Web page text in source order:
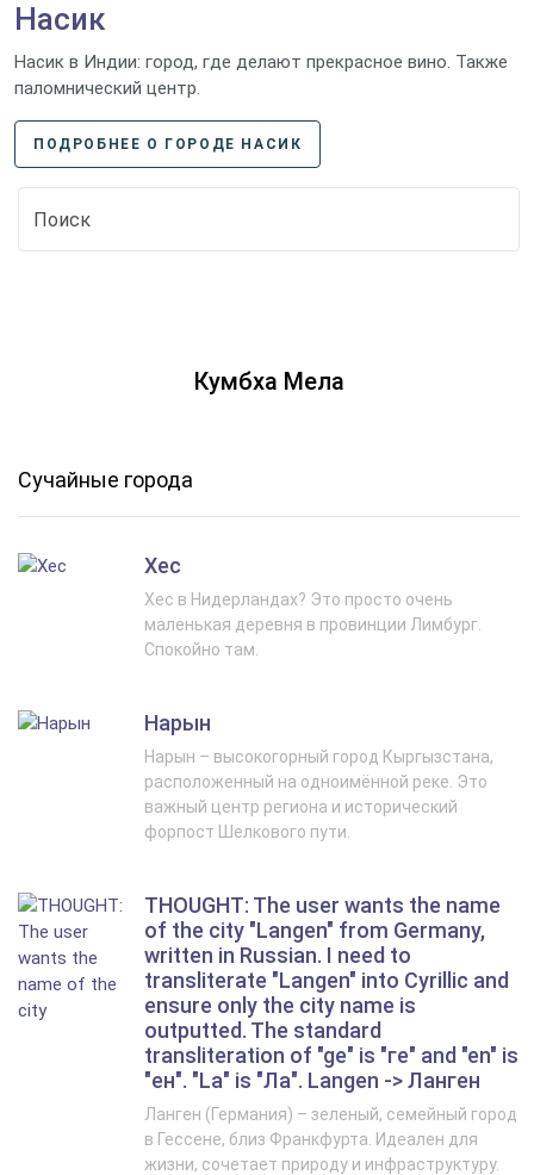
Насик
Насик в Индии: город, где делают прекрасное вино. Также
паломнический центр.
ПОДРОБНЕЕ О ГОРОДЕ НАСИК
Кумбха Мела
Сучайные города
Хес
Хес в Нидерландах? Это просто очень
маленькая деревня в провинции Лимбург.
Спокойно там.
Нарын
Нарын – высокогорный город Кыргызстана,
расположенный на одноимённой реке. Это
важный центр региона и исторический
форпост Шелкового пути.
THOUGHT: The user wants the name
of the city "Langen" from Germany,
written in Russian. I need to
transliterate "Langen" into Cyrillic and
ensure only the city name is
outputted. The standard
transliteration of "ge" is "ге" and "en" is
"ен". "La" is "Ла". Langen -> Ланген
Ланген (Германия) – зеленый, семейный город
в Гессене, близ Франкфурта. Идеален для
жизни, сочетает природу и инфраструктуру.